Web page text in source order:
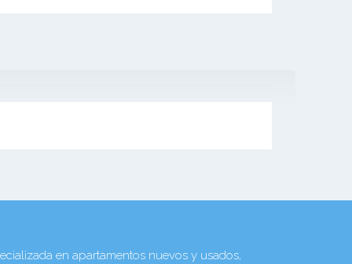
en apartamentos nuevos y usados,